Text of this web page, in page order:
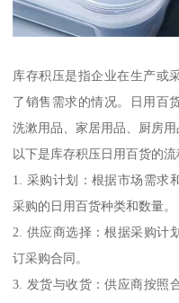
库存积压是指企业在生产或
了销售需求的情况。日用百
洗漱用品、家居用品、厨房用
以下是库存积压日用百货的流
1. 采购计划：根据市场需求
采购的日用百货种类和数量。
2. 供应商选择：根据采购计
订采购合同。
3. 发货与收货：供应商按照